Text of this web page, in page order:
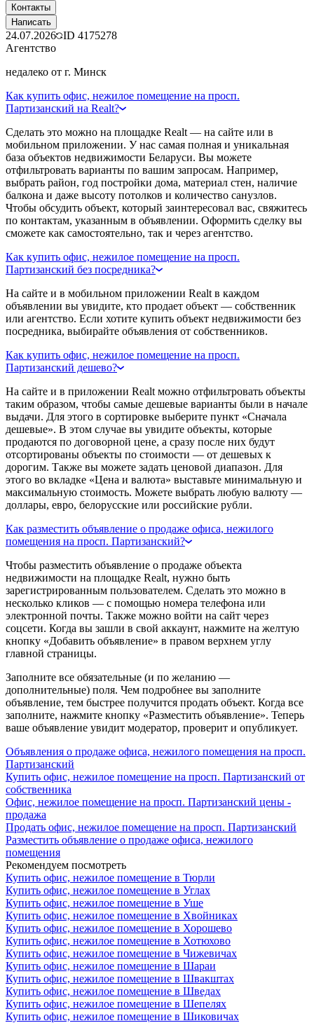
Контакты
Написать
24.07.2026 ID 4175278
Агентство
недалеко от г. Минск
Как купить офис, нежилое помещение на просп.
Партизанский на Realt?
Сделать это можно на площадке Realt — на сайте или в
мобильном приложении. У нас самая полная и уникальная
база объектов недвижимости Беларуси. Вы можете
отфильтровать варианты по вашим запросам. Например,
выбрать район, год постройки дома, материал стен, наличие
балкона и даже высоту потолков и количество санузлов.
Чтобы обсудить объект, который заинтересовал вас, свяжитесь
по контактам, указанным в объявлении. Оформить сделку вы
сможете как самостоятельно, так и через агентство.
Как купить офис, нежилое помещение на просп.
Партизанский без посредника?
На сайте и в мобильном приложении Realt в каждом
объявлении вы увидите, кто продает объект — собственник
или агентство. Если хотите купить объект недвижимости без
посредника, выбирайте объявления от собственников.
Как купить офис, нежилое помещение на просп.
Партизанский дешево?
На сайте и в приложении Realt можно отфильтровать объекты
таким образом, чтобы самые дешевые варианты были в начале
выдачи. Для этого в сортировке выберите пункт «Сначала
дешевые». В этом случае вы увидите объекты, которые
продаются по договорной цене, а сразу после них будут
отсортированы объекты по стоимости — от дешевых к
дорогим. Также вы можете задать ценовой диапазон. Для
этого во вкладке «Цена и валюта» выставьте минимальную и
максимальную стоимость. Можете выбрать любую валюту —
доллары, евро, белорусские или российские рубли.
Как разместить объявление о продаже офиса, нежилого
помещения на просп. Партизанский?
Чтобы разместить объявление о продаже объекта
недвижимости на площадке Realt, нужно быть
зарегистрированным пользователем. Сделать это можно в
несколько кликов — с помощью номера телефона или
электронной почты. Также можно войти на сайт через
соцсети. Когда вы зашли в свой аккаунт, нажмите на желтую
кнопку «Добавить объявление» в правом верхнем углу
главной страницы.
Заполните все обязательные (и по желанию —
дополнительные) поля. Чем подробнее вы заполните
объявление, тем быстрее получится продать объект. Когда все
заполните, нажмите кнопку «Разместить объявление». Теперь
ваше объявление увидит модератор, проверит и опубликует.
Объявления о продаже офиса, нежилого помещения на просп.
Партизанский
Купить офис, нежилое помещение на просп. Партизанский от
собственника
Офис, нежилое помещение на просп. Партизанский цены -
продажа
Продать офис, нежилое помещение на просп. Партизанский
Разместить объявление о продаже офиса, нежилого
помещения
Рекомендуем посмотреть
Купить офис, нежилое помещение в Тюрли
Купить офис, нежилое помещение в Углах
Купить офис, нежилое помещение в Уше
Купить офис, нежилое помещение в Хвойниках
Купить офис, нежилое помещение в Хорошево
Купить офис, нежилое помещение в Хотюхово
Купить офис, нежилое помещение в Чижевичах
Купить офис, нежилое помещение в Шараи
Купить офис, нежилое помещение в Швакштах
Купить офис, нежилое помещение в Шведах
Купить офис, нежилое помещение в Шепелях
Купить офис, нежилое помещение в Шиковичах